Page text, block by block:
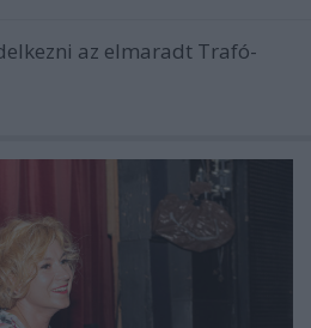
az elmaradt Trafó-